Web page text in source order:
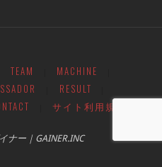
TEAM MACHINE
RESULT
サイト利用規約
ナー｜GAINER.INC